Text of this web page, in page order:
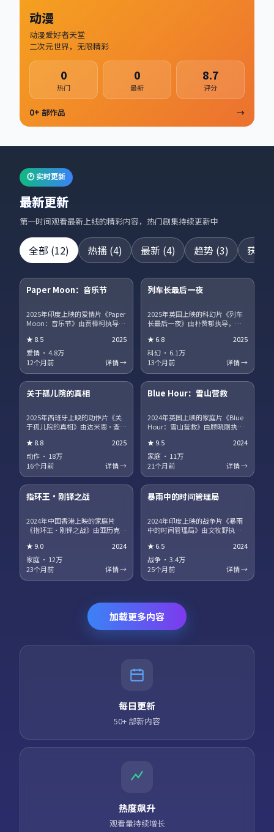
动漫
动漫爱好者天堂
二次元世界，无限精彩
0
热门
0
最新
8.7
评分
0+ 部作品 →
🕐 实时更新
最新更新
第一时间观看最新上线的精彩内容，热门剧集持续更新中
全部 (12) 热播 (4) 最新 (4) 趋势 (3) 获奖
热播
Paper Moon：音乐节
2025年印度上映的爱情片《Paper
Moon：音乐节》由贾樟柯执导，
领衔主演。职场与理想冲突被细
腻呈现，配角群像同样出彩。片
尾彩蛋值得留意，与世界观其他
作品存在联动。
★8.5
2025
爱情 · 4.8万
12个月前
详情 →
NEW
列车长最后一夜
2025年英国上映的科幻片《列车
长最后一夜》由朴赞郁执导，蒂
腾领衔主演。影片聚焦小人物在
时代洪流中的抉择，细节写实，
人物弧光完整。剧情信息含剧透
保护，建议先观看正片再浏览讨
★6.8
2025
科幻 · 6.1万
13个月前
详情 →
趋势
15集全
关于孤儿院的真相
2025年西班牙上映的动作片《关
于孤儿院的真相》由达米恩·查泽
宇、王一博领衔主演。爱情与信
仰在战争阴影下被反复考验，结
局留有回味空间。片尾彩蛋值得
留意，与世界观其他作品存在联
★8.8
2025
动作 · 18万
16个月前
详情 →
获奖
45集全
Blue Hour：雪山营救
2024年英国上映的家庭片《Blue
Hour：雪山营救》由顾晓刚执
衔主演。跨国追凶贯穿全片，动
作场面利落，文戏同样扎实。站
内提供多清晰度选择，观影体验
稳定流畅。
★9.5
2024
家庭 · 11万
21个月前
详情 →
热播
17集全
指环王·刚铎之战
2024年中国香港上映的家庭片
《指环王·刚铎之战》由亚历克斯
梅、役所广司领衔主演。科幻设
定服务于人物关系，探讨记忆、
身份与自由意志的边界。高清正
版资源同步更新，支持多终端流
★9.0
2024
家庭 · 12万
23个月前
详情 →
NEW
13集全
暴雨中的时间管理局
2024年印度上映的战争片《暴雨
中的时间管理局》由文牧野执
衔主演。法庭戏与街头戏对位，
正义主题在灰色地带被重新审
视。高清正版资源同步更新，支
持多终端流畅播放。
★6.5
2024
战争 · 3.4万
25个月前
详情 →
加载更多内容
每日更新
50+ 部新内容
热度飙升
观看量持续增长